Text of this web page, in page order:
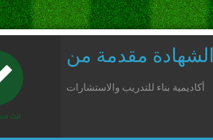
الشهادة مقدمة من
أكاديمية بناء للتدريب والاستشارات